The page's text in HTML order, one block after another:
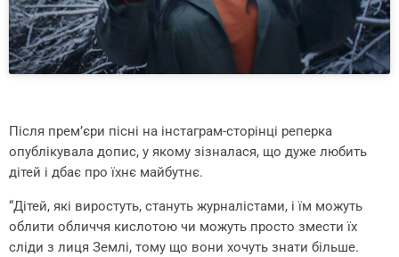
Після прем’єри пісні на інстаграм-сторінці реперка
опублікувала допис, у якому зізналася, що дуже любить
дітей і дбає про їхнє майбутнє.
“Дітей, які виростуть, стануть журналістами, і їм можуть
облити обличчя кислотою чи можуть просто змести їх
сліди з лиця Землі, тому що вони хочуть знати більше.